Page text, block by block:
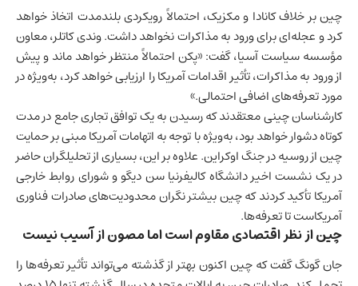
چین بر خلافکانادا و مکزیک، احتمالاً رویکردی بلندمدت اتخاذ خواهد
کرد و عجله‌ای برای ورود به مذاکرات نخواهد داشت. وندی کاتلر، معاون
مؤسسه سیاست آسیا، گفت: «پکن احتمالاً منتظر خواهد ماند و پیش
از ورود به مذاکرات، تأثیر اقدامات آمریکا را ارزیابی خواهد کرد، به‌ویژه در
مورد تعرفه‌های اضافی احتمالی.»
کارشناسان چینی معتقدند که رسیدن به یک توافق تجاری جامع در مدت
کوتاه دشوار خواهد بود، به‌ویژه با توجه به اتهامات آمریکا مبنی بر حمایت
چین از روسیه در جنگ اوکراین. علاوه بر این، بسیاری از تحلیلگران حاضر
در یک نشست اخیر دانشگاه کالیفرنیا سن دیگو و شورای روابط خارجی
آمریکا تأکید کردند که چین بیشتر نگران محدودیت‌های صادرات فناوری
آمریکاست تا تعرفه‌ها.
چین از نظر اقتصادی مقاوم است اما مصون از آسیب نیست
جان گونگ گفت که چین اکنون بهتر از گذشته می‌تواند تأثیر تعرفه‌ها را